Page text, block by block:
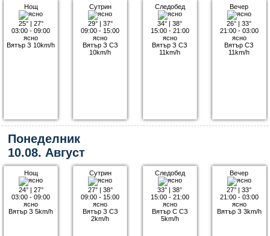
Нощ
25°| 27°
03:00 - 09:00
ясно
Вятър З 10km/h
Сутрин
29°| 37°
09:00 - 15:00
ясно
Вятър З СЗ
10km/h
Следобед
34° |38°
15:00 - 21:00
ясно
Вятър З СЗ
11km/h
Вечер
26° |33°
21:00 - 03:00
ясно
Вятър СЗ
11km/h
Понеделник
10.08. Август
Нощ
24°| 27°
03:00 - 09:00
ясно
Вятър З 5km/h
Сутрин
27°| 38°
09:00 - 15:00
ясно
Вятър З СЗ
2km/h
Следобед
33° |38°
15:00 - 21:00
ясно
Вятър С СЗ
5km/h
Вечер
27° |33°
21:00 - 03:00
ясно
Вятър З 3km/h